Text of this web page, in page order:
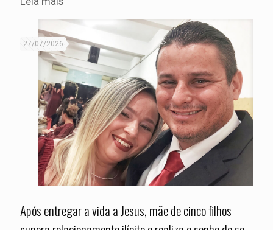
27/07/2026
Após entregar a vida a Jesus, mãe de cinco filhos